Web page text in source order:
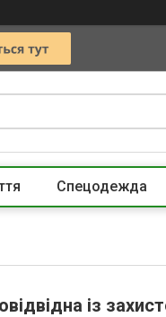
Спецодежда
із